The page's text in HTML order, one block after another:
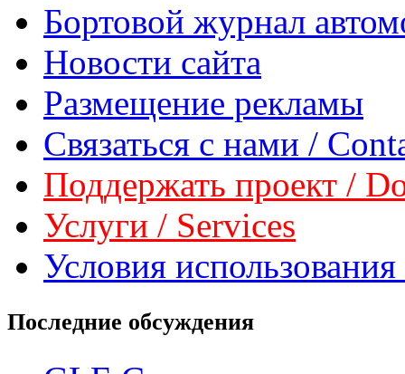
Бортовой журнал
Новости сайта
Размещение рекламы
Связаться с нами /
Поддержать проект /
Услуги / Services
Условия
Последние обсуждения